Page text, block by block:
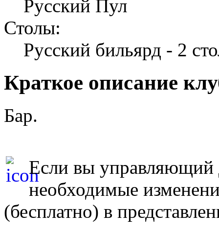
Русский Пул
Столы:
Русский бильярд - 2
Краткое описание
Бар.
Если вы управляющий
необходимые
(бесплатно) в